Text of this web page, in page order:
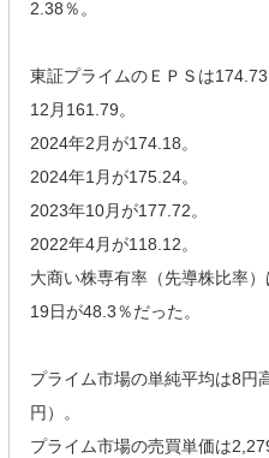
2.38％。
東証プライムのＥＰＳは174.73
12月161.79。
2024年2月が174.18。
2024年1月が175.24。
2023年10月が177.72。
2022年4月が118.12。
大商い株専有率（先導株比率
19日が48.3％だった。
プライム市場の単純平均は8円
円）。
プライム市場の売買単価は